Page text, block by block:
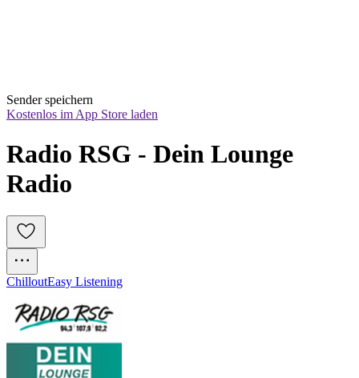
Sender speichern
Kostenlos im App Store laden
Radio RSG - Dein Lounge
Radio
ChilloutEasy Listening